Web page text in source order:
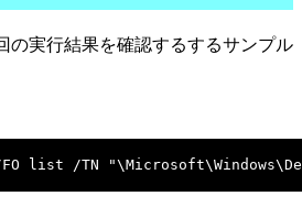
の実行結果を確認するするサンプル